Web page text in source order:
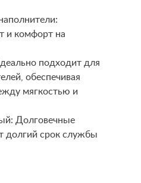
и комфорт на
подходит для
обеспечивая
мягкостью и
Долговечные
долгий срок службы